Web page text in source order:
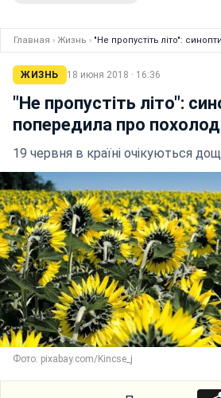
Главная › Жизнь › "Не пропустіть літо":
ЖИЗНЬ 18 июня 2018 · 16:36
"Не пропустіть літо":
попередила про
19 червня в країні очікуються
Фото: pixabay.com/Kincse_j